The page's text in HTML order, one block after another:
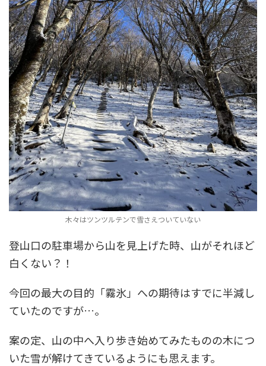
木々はツンツルテンで雪さえついていない
登山口の駐車場から山を見上げた時、山がそれほど
白くない？！
今回の最大の目的「霧氷」への期待はすでに半減し
ていたのですが…。
案の定、山の中へ入り歩き始めてみたものの木につ
いた雪が解けてきているようにも思えます。